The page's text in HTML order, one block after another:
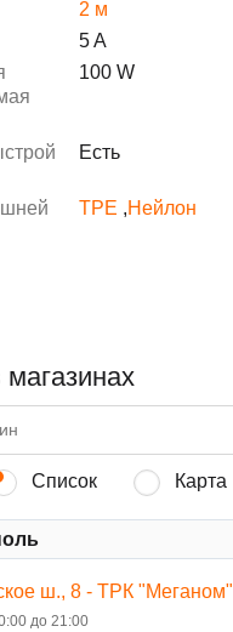
2 м
5 A
100 W
Есть
TPE ,Нейлон
Список Карта
ш., 8 - ТРК "Меганом"
до 21:00